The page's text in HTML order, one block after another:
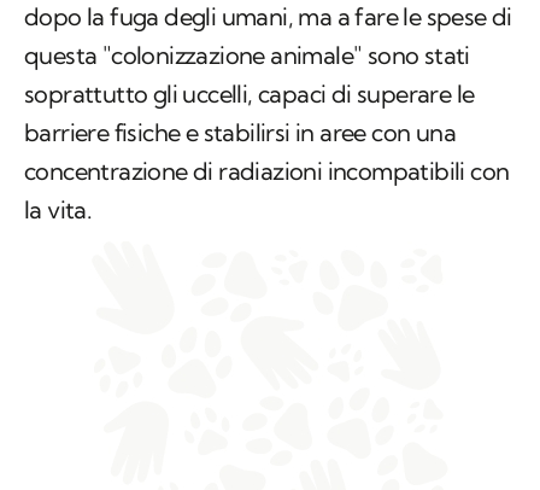
dopo la fuga degli umani, ma a fare le spese di
questa "colonizzazione animale" sono stati
soprattutto gli uccelli, capaci di superare le
barriere fisiche e stabilirsi in aree con una
concentrazione di radiazioni incompatibili con
la vita.